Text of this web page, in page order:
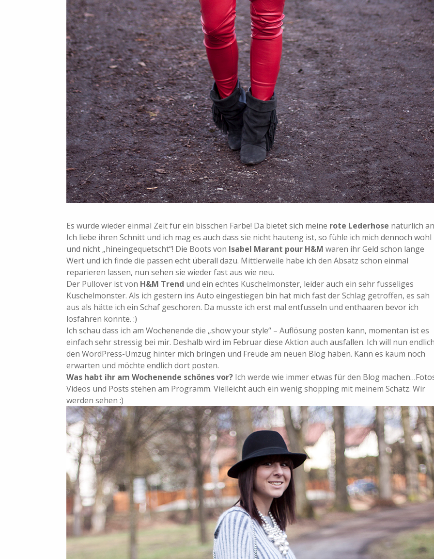
Es wurde wieder einmal Zeit für ein bisschen Farbe! Da bietet sich meine rote Lederhose natürlich
Ich liebe ihren Schnitt und ich mag es auch dass sie nicht hauteng ist, so fühle ich mich dennoch wohl
und nicht „hineingequetscht“! Die Boots von Isabel Marant pour H&M waren ihr Geld schon lange
Wert und ich finde die passen echt überall dazu. Mittlerweile habe ich den Absatz schon einmal
reparieren lassen, nun sehen sie wieder fast aus wie neu.
Der Pullover ist von H&M Trend und ein echtes Kuschelmonster, leider auch ein sehr fusseliges
Kuschelmonster. Als ich gestern ins Auto eingestiegen bin hat mich fast der Schlag getroffen, es sah
aus als hätte ich ein Schaf geschoren. Da musste ich erst mal entfusseln und enthaaren bevor ich
losfahren konnte. :)
Ich schau dass ich am Wochenende die „show your style“ – Auflösung posten kann, momentan ist es
einfach sehr stressig bei mir. Deshalb wird im Februar diese Aktion auch ausfallen. Ich will nun
den WordPress-Umzug hinter mich bringen und Freude am neuen Blog haben. Kann es kaum noch
erwarten und möchte endlich dort posten.
Was habt ihr am Wochenende schönes vor? Ich werde wie immer etwas für den Blog
Videos und Posts stehen am Programm. Vielleicht auch ein wenig shopping mit meinem Schatz. Wir
werden sehen :)